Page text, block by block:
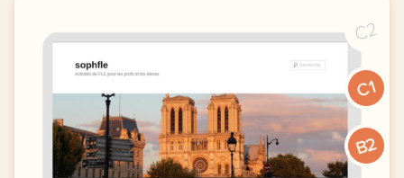
C2
C1
B2